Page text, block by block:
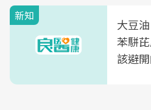
新知
大豆
苯駢
該避